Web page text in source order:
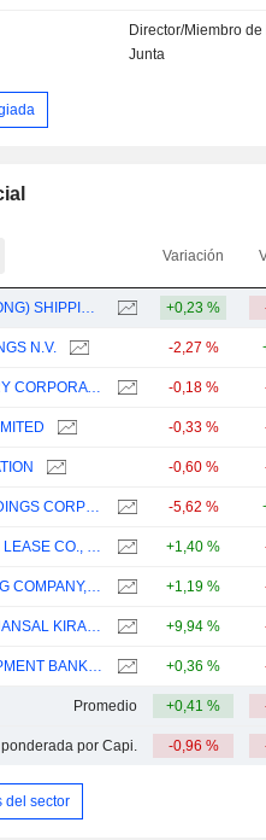
Director/Miembro de
Junta
Variación
CSSC (HONG KONG) SHIPPING COMPANY LIMITED +0,23 %
N.V. -2,27 %
TOKYO CENTURY CORPORATION -0,18 %
-0,33 %
-0,60 %
WILLSCOT HOLDINGS CORPORATION -5,62 %
FUYO GENERAL LEASE CO., LTD. +1,40 %
MIZUHO LEASING COMPANY, LIMITED +1,19 %
QNB FINANS FINANSAL KIRALAMA +9,94 %
CHINA DEVELOPMENT BANK FINANCIAL LEASING CO., LTD. +0,36 %
Promedio +0,41 %
por Capi. -0,96 %
del sector